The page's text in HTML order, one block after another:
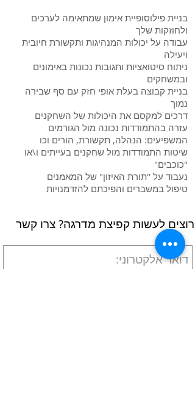
בניית פילוסופיית אימון שמתאימה לערכים
ולחוזקות שלך
עבודה על יכולות המנהיגות ותקשורת חיובית
ויעילה
ניתוח סיטואציות ותגובות נכונות באימונים
ובמשחקים
בניית קבוצה בעלת אופי חזק עם סף שבירה
נמוך
דרכים למקסם את היכולות של השחקנים
עזרה בהתמודדות נכונה מול הגורמים
המשפיעים: הנהלה, תקשורת, הורים וכו
שיטות התמודדות מול שחקנים בעייתים ו\או
"כוכבים"
נעבוד על "תורת האיזון" של המאמנים
טיפול במשברים והפיכתם להזדמנויות
רוצים לעשות קפיצת מדרגה? צרו קשר